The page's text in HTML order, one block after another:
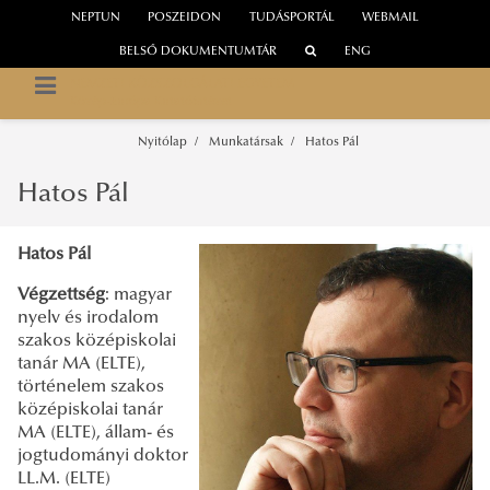
WEBMAIL
NEPTUN POSZEIDON TUDÁSPORTÁL
BELSŐ DOKUMENTUMTÁR ENG
Nyitólap Munkatársak Hatos Pál
Hatos Pál
Hatos Pál
Végzettség: magyar
nyelv és irodalom
szakos középiskolai
tanár MA (ELTE),
történelem szakos
középiskolai tanár
MA (ELTE), állam- és
jogtudományi doktor
LL.M. (ELTE)